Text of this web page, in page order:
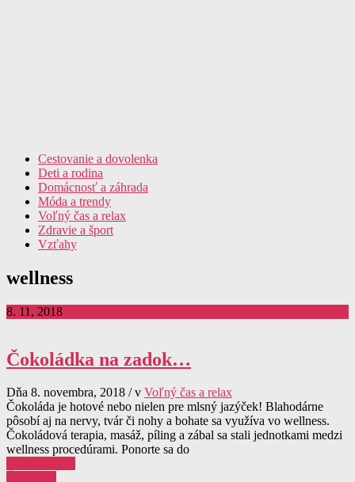
Cestovanie a dovolenka
Deti a rodina
Domácnosť a záhrada
Móda a trendy
Voľný čas a relax
Zdravie a šport
Vzťahy
wellness
8. 11, 2018
Čokoládka na zadok…
Dňa 8. novembra, 2018 / v Voľný čas a relax
Čokoláda je hotové nebo nielen pre mlsný jazýček! Blahodárne
pôsobí aj na nervy, tvár či nohy a bohate sa využíva vo wellness.
Čokoládová terapia, masáž, píling a zábal sa stali jednotkami medzi
wellness procedúrami. Ponorte sa do